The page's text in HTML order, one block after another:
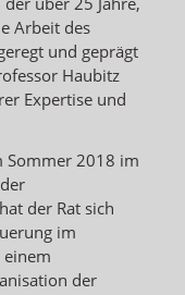
Arbeit des
und geprägt
Haubitz
Expertise und
Sommer 2018 im
der Rat sich
im
einem
der